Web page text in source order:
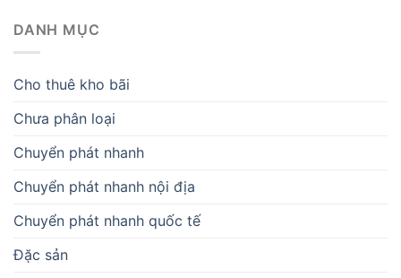
DANH MỤC
Cho thuê kho bãi
Chưa phân loại
Chuyển phát nhanh
Chuyển phát nhanh nội địa
Chuyển phát nhanh quốc tế
Đặc sản